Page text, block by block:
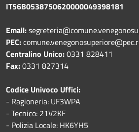
IT56B0538750620000049398181
Email:
PEC:
Centralino Unico:0331 828411
Fax:0331 827314
Codice Univoco Uffici:
- Ragioneria: UF3WPA
- Tecnico: 21V2KF
- Polizia Locale: HK6YH5